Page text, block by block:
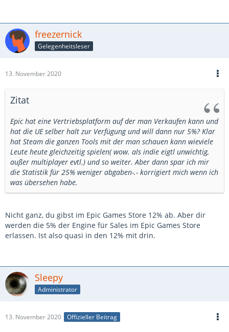
freezernick
Gelegenheitsleser
13. November 2020
Zitat
Epic hat eine Vertriebsplatform auf der man Verkaufen kann und
hat die UE selber halt zur Verfügung und will dann nur 5%? Klar
hat Steam die ganzen Tools mit der man schauen kann wieviele
Leute heute gleichzeitig spielen( wow. als indie eigtl unwichtig,
außer multiplayer evtl.) und so weiter. Aber dann spar ich mir
die Statistik für 25% weniger abgaben-.- korrigiert mich wenn ich
was übersehen habe.
Nicht ganz, du gibst im Epic Games Store 12% ab. Aber dir
werden die 5% der Engine für Sales im Epic Games Store
erlassen. Ist also quasi in den 12% mit drin.
Sleepy
Administrator
13. November 2020 Offizieller Beitrag